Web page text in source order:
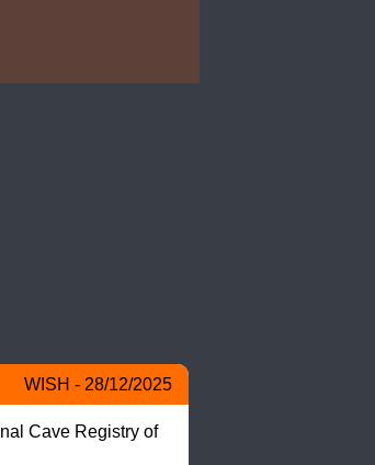
WISH - 28/12/2025
Cave Registry of